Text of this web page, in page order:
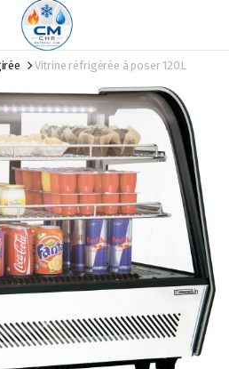
Vitrine réfrigérée à poser 120L